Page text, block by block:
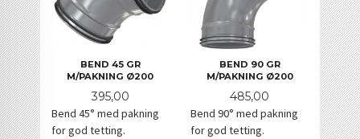
BEND 45 GR
M/PAKNING Ø200
Pris
395,00
Bend 45° med pakning
for god tetting.
BEND 90 GR
M/PAKNING Ø200
Pris
485,00
Bend 90° med pakning
for god tetting.